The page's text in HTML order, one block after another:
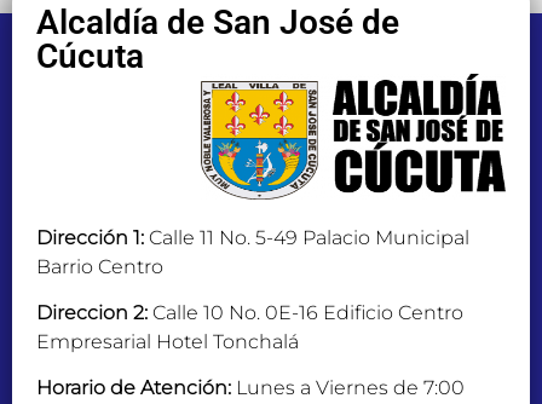
Alcaldía de San José de
Cúcuta
Dirección 1: Calle 11 No. 5-49 Palacio Municipal
Barrio Centro
Direccion 2: Calle 10 No. 0E-16 Edificio Centro
Empresarial Hotel Tonchalá
Horario de Atención: Lunes a Viernes de 7:00